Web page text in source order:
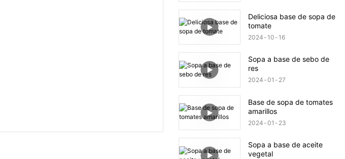
Deliciosa base de sopa de
tomate
2024 10 16
Sopa a base de sebo de
res
2024 01 27
Base de sopa de tomates
amarillos
2024 01 23
Sopa a base de aceite
vegetal